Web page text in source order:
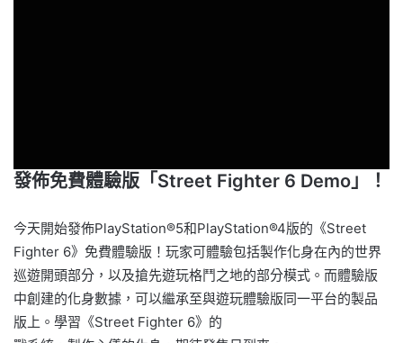
發佈免費體驗版「Street Fighter 6 Demo」！
今天開始發佈PlayStation®5和PlayStation®4版的《Street
Fighter 6》免費體驗版！玩家可體驗包括製作化身在內的世界
巡遊開頭部分，以及搶先遊玩格鬥之地的部分模式。而體驗版
中創建的化身數據，可以繼承至與遊玩體驗版同一平台的製品
版上。學習《Street Fighter 6》的